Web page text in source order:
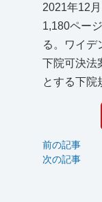
2021年12
1,180ペー
る。ワイデ
下院可決法
とする下院
前の記事
次の記事